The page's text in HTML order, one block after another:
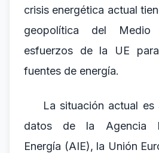
crisis energética actual
geopolítica del
esfuerzos de la UE
fuentes de energía.
La situación actual es
datos de la Agencia
Energía (AIE), la Unión